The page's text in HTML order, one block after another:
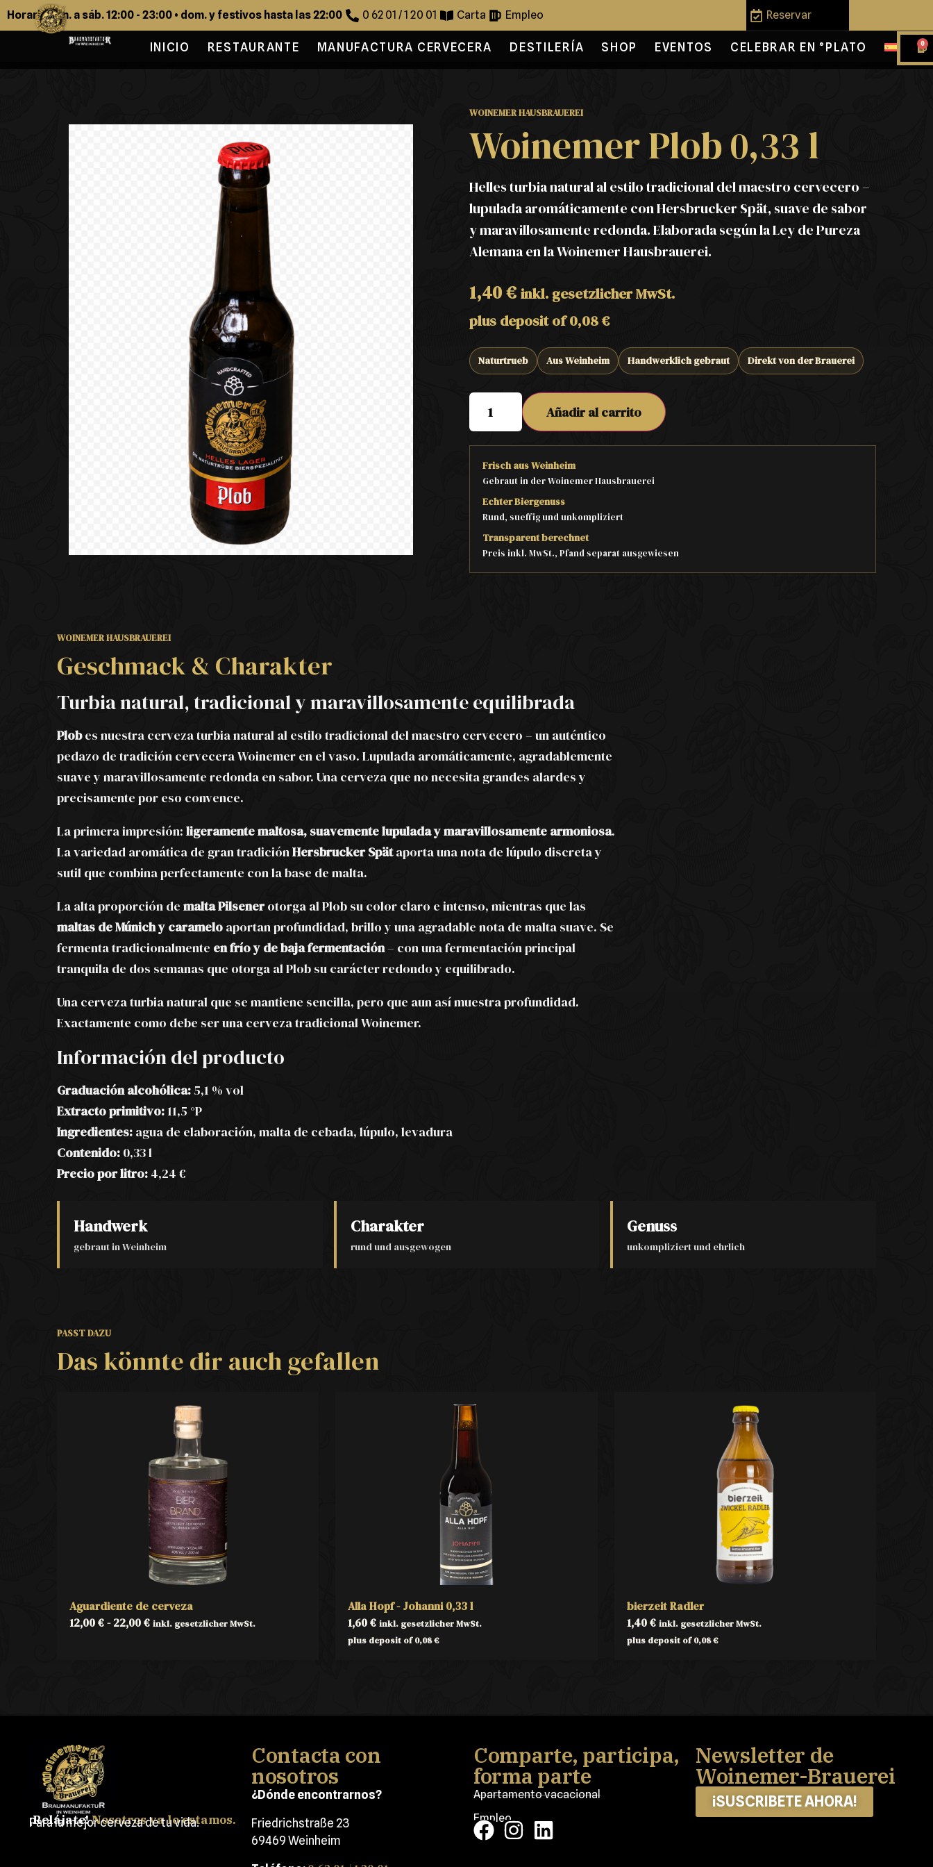
Horario: lun. a sáb. 12:00 - 23:00 • dom. y festivos hasta las 22:00 0 62 01 / 1 20 01 Carta Empleo Reservar
INICIO RESTAURANTE MANUFACTURA CERVECERA DESTILERÍA SHOP EVENTOS CELEBRAR EN °PLATO 0
WOINEMER HAUSBRAUEREI
Woinemer Plob 0,33 l
Helles turbia natural al estilo tradicional del maestro cervecero –
lupulada aromáticamente con Hersbrucker Spät, suave de sabor
y maravillosamente redonda. Elaborada según la Ley de Pureza
Alemana en la Woinemer Hausbrauerei.
1,40€ inkl. gesetzlicher MwSt.
plus deposit of0,08€
Naturtrueb Aus Weinheim Handwerklich gebraut Direkt von der Brauerei
Añadir al carrito
Frisch aus Weinheim
Gebraut in der Woinemer Hausbrauerei
Echter Biergenuss
Rund, sueffig und unkompliziert
Transparent berechnet
Preis inkl. MwSt., Pfand separat ausgewiesen
WOINEMER HAUSBRAUEREI
Geschmack & Charakter
Turbia natural, tradicional y maravillosamente equilibrada
Plobes nuestra cerveza turbia natural al estilo tradicional del maestro cervecero – un auténtico
pedazo de tradición cervecera Woinemer en el vaso. Lupulada aromáticamente, agradablemente
suave y maravillosamente redonda en sabor. Una cerveza que no necesita grandes alardes y
precisamente por eso convence.
La primera impresión: ligeramente maltosa, suavemente lupulada y maravillosamente armoniosa.
La variedad aromática de gran tradiciónHersbrucker Spätaporta una nota de lúpulo discreta y
sutil que combina perfectamente con la base de malta.
La alta proporción de malta Pilsenerotorga al Plob su color claro e intenso, mientras que las
maltas de Múnich y caramelo aportan profundidad, brillo y una agradable nota de malta suave. Se
fermenta tradicionalmente en frío y de baja fermentación– con una fermentación principal
tranquila de dos semanas que otorga al Plob su carácter redondo y equilibrado.
Una cerveza turbia natural que se mantiene sencilla, pero que aun así muestra profundidad.
Exactamente como debe ser una cerveza tradicional Woinemer.
Información del producto
Graduación alcohólica: 5,1 % vol
Extracto primitivo:11,5 °P
Ingredientes: agua de elaboración, malta de cebada, lúpulo, levadura
Contenido: 0,33 l
Precio por litro: 4,24 €
Handwerk
gebraut in Weinheim
Charakter
rund und ausgewogen
Genuss
unkompliziert und ehrlich
PASST DAZU
Das könnte dir auch gefallen
Aguardiente de cerveza
12,00€- 22,00€ inkl. gesetzlicher MwSt.
Alla Hopf - Johanni 0,33 l
1,60€ inkl. gesetzlicher MwSt.
plus deposit of0,08€
bierzeit Radler
1,40€ inkl. gesetzlicher MwSt.
plus deposit of0,08€
¡Relájate!Nosotros ya lo estamos.
Para la mejor cerveza de tu vida.
Contacta con
nosotros
¿Dónde encontrarnos?
Friedrichstraße 23
69469 Weinheim
Comparte, participa,
forma parte
Apartamento vacacional
Empleo
Newsletter de
Woinemer-Brauerei
¡SUSCRIBETE AHORA!